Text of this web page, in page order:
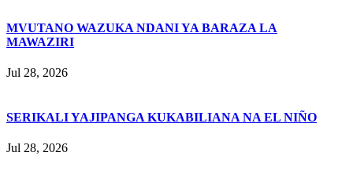
MVUTANO WAZUKA NDANI YA BARAZA LA
MAWAZIRI
Jul 28, 2026
SERIKALI YAJIPANGA KUKABILIANA NA EL NIÑO
Jul 28, 2026